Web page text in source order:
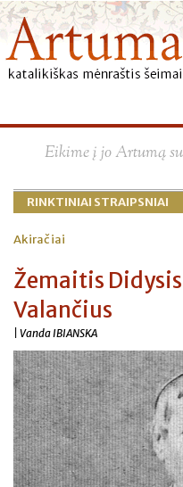
Eikime į jo Artumą
RINKTINIAI STRAIPSNIAI
Akiračiai
Žemaitis
Valančius
| Vanda IBIANSKA